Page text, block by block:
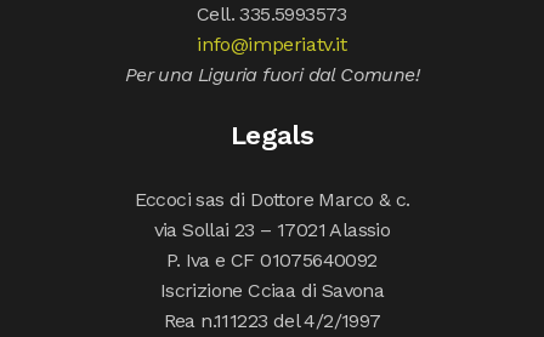
Cell. 335.5993573
info@imperiatv.it
Per una Liguria fuori dal Comune!
Legals
Eccoci sas di Dottore Marco & c.
via Sollai 23 – 17021 Alassio
P. Iva e CF 01075640092
Iscrizione Cciaa di Savona
Rea n.111223 del 4/2/1997